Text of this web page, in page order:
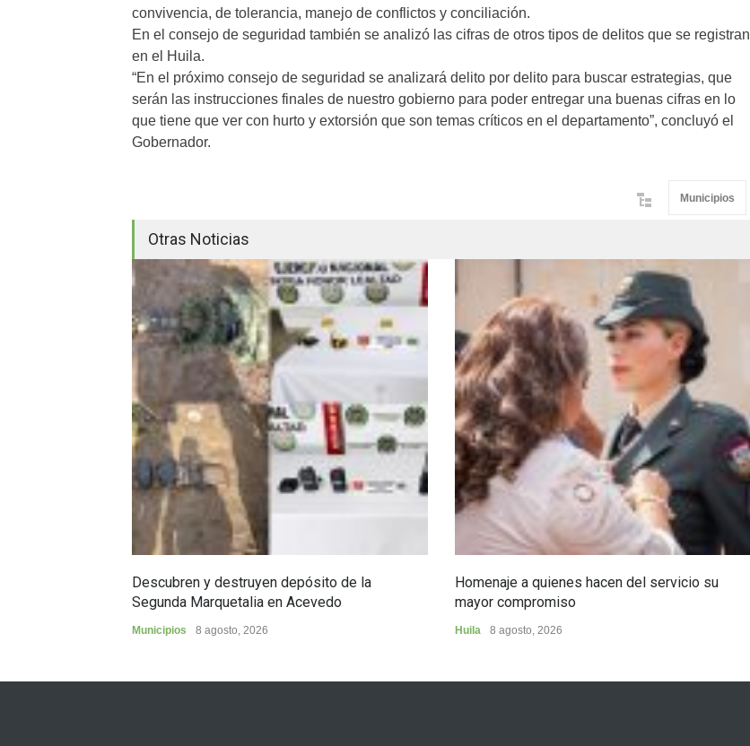
convivencia, de tolerancia, manejo de conflictos y conciliación.
En el consejo de seguridad también se analizó las cifras de otros tipos de delitos que se registran
en el Huila.
“En el próximo consejo de seguridad se analizará delito por delito para buscar estrategias, que
serán las instrucciones finales de nuestro gobierno para poder entregar una buenas cifras en lo
que tiene que ver con hurto y extorsión que son temas críticos en el departamento”, concluyó el
Gobernador.
Municipios
Otras Noticias
Descubren y destruyen depósito de la
Segunda Marquetalia en Acevedo
Municipios 8 agosto, 2026
Homenaje a quienes hacen del servicio su
mayor compromiso
Huila 8 agosto, 2026